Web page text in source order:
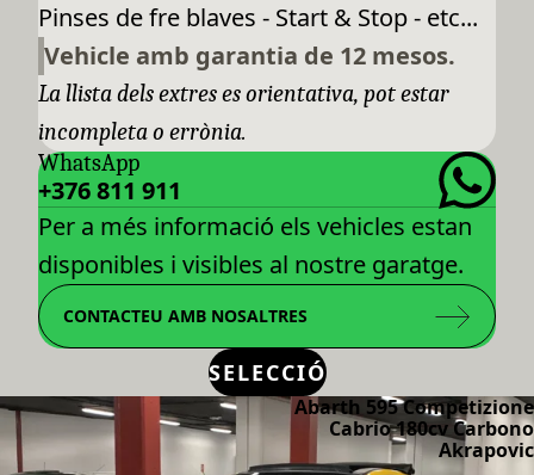
Pinses de fre blaves - Start & Stop - etc...
Vehicle amb garantia de 12 mesos.
La llista dels extres es orientativa, pot estar
incompleta o errònia.
WhatsApp
+376 811 911
Per a més informació els vehicles estan
disponibles i visibles al nostre garatge.
CONTACTEU AMB NOSALTRES
SELECCIÓ
Abarth 595 Competizione
Cabrio 180cv Carbono
Akrapovic